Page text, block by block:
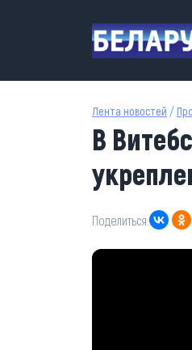
Лента новостей /
В
Поделиться: